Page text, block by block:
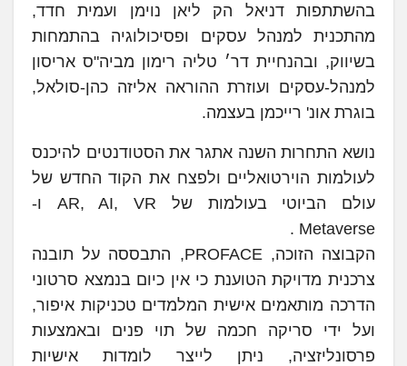
בהשתתפות דניאל הק ליאן נוימן ועמית חדד,
מהתכנית למנהל עסקים ופסיכולוגיה בהתמחות
בשיווק, ובהנחיית דר׳ טליה רימון מביה"ס אריסון
למנהל-עסקים ועוזרת ההוראה אליזה כהן-סולאל,
בוגרת אונ' רייכמן בעצמה.
נושא התחרות השנה אתגר את הסטודנטים להיכנס
לעולמות הוירטואליים ולפצח את הקוד החדש של
עולם הביוטי בעולמות של AR, AI, VR ו-
Metaverse .
הקבוצה הזוכה, PROFACE, התבססה על תובנה
צרכנית מדויקת הטוענת כי אין כיום בנמצא סרטוני
הדרכה מותאמים אישית המלמדים טכניקות איפור,
ועל ידי סריקה חכמה של תוי פנים ובאמצעות
פרסונליזציה, ניתן לייצר לומדות אישיות